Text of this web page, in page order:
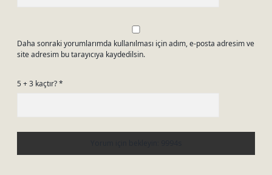
Daha sonraki yorumlarımda kullanılması için adım, e-posta adresim ve
site adresim bu tarayıcıya kaydedilsin.
5 + 3 kaçtır?*